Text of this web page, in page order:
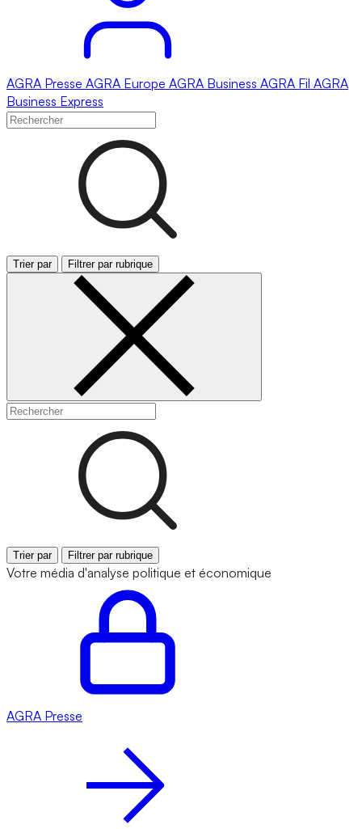
AGRA Presse AGRA Europe AGRA Business AGRA Fil AGRA
Business Express
Trier par Filtrer par rubrique
Trier par Filtrer par rubrique
Votre média d'analyse politique et économique
AGRA Presse